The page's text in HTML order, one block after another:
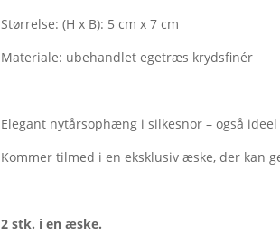
Størrelse: (H x B): 5 cm x 7 cm
Materiale: ubehandlet egetræs krydsfinér
Elegant nytårsophæng i silkesnor – også
Kommer tilmed i en eksklusiv æske, der kan
2 stk. i en æske.